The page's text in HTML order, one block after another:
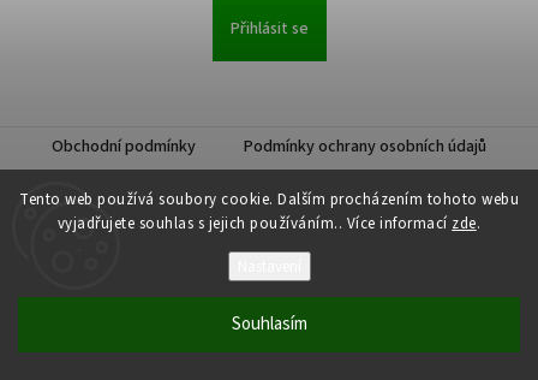
Tento web používá soubory cookie. Dalším procházením tohoto webu
vyjadřujete souhlas s jejich používáním.. Více informací zde.
Souhlasím
Přihlásit se
Obchodní podmínky Podmínky ochrany osobních údajů
Copyright 2026JKK Professional s.r.o.. Všechna práva vyhrazena.
Upravit nastavení cookies